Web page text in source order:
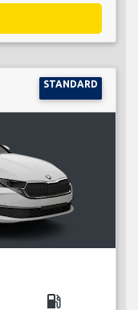
STANDARD
local_gas_station